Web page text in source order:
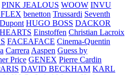
PINK JEALOUS WOOW INVU
benetton Trussardi Seventh
HUGO BOSS DACKOR
Einstoffen Christian Lacroix
FACEAFACE Cinema-Quentin
Carrera Aaspen Guess by
Price GENEX Pierre Cardin
DAVID BECKHAM KARL